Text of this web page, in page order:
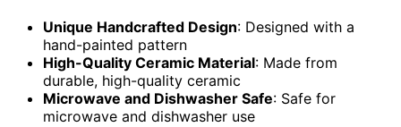
Unique Handcrafted Design: Designed with a
hand-painted pattern
High-Quality Ceramic Material: Made from
durable, high-quality ceramic
Microwave and Dishwasher Safe: Safe for
microwave and dishwasher use